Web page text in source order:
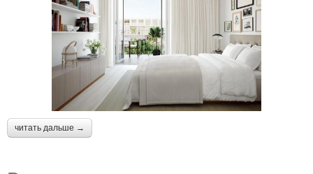
читать дальше →